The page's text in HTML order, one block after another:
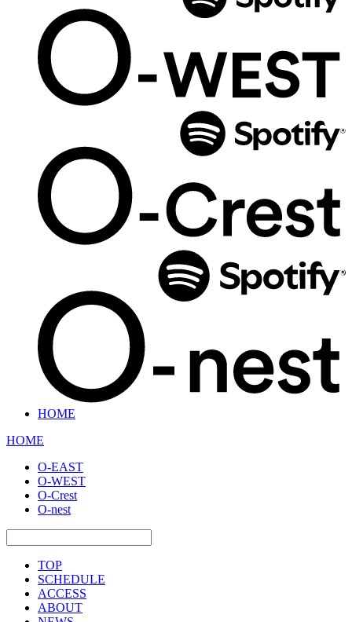
HOME
HOME
O-EAST
O-WEST
O-Crest
O-nest
TOP
SCHEDULE
ACCESS
ABOUT